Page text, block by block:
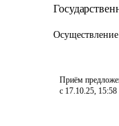
Приём
с 17.10.25,